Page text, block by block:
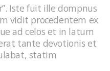
Iste fuit ille dompnus
vidit procedentem ex
ad celos et in latum
tante devotionis et
statim